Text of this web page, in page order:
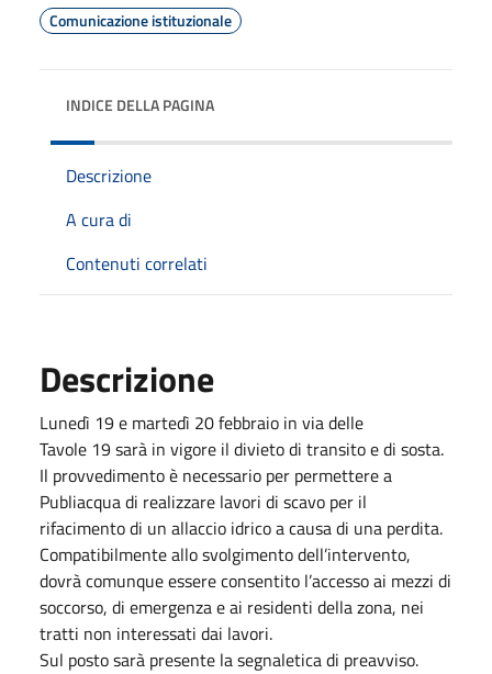
Comunicazione istituzionale
INDICE DELLA PAGINA
Descrizione
A cura di
Contenuti correlati
Descrizione
Lunedì 19 e martedì 20 febbraio in via delle
Tavole 19 sarà in vigore il divieto di transito e di sosta.
Il provvedimento è necessario per permettere a
Publiacqua di realizzare lavori di scavo per il
rifacimento di un allaccio idrico a causa di una perdita.
Compatibilmente allo svolgimento dell’intervento,
dovrà comunque essere consentito l’accesso ai mezzi di
soccorso, di emergenza e ai residenti della zona, nei
tratti non interessati dai lavori.
Sul posto sarà presente la segnaletica di preavviso.